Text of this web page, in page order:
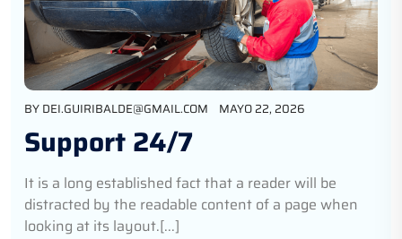
BYDEI.GUIRIBALDE@GMAIL.COM MAYO 22, 2026
Support 24/7
It is a long established fact that a reader will be
distracted by the readable content of a page when
looking at its layout.[...]